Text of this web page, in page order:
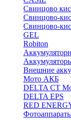
Свинцово
Cвинцово-
Cвинцово-
GEL
Robiton
Внешние
Мото АКБ
DELTA CT
DELTA EPS
RED